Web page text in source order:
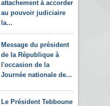
attachement à accorder
au pouvoir judiciaire
la...
Message du président
de la République à
l'occasion de la
Journée nationale de...
Le Président Tebboune